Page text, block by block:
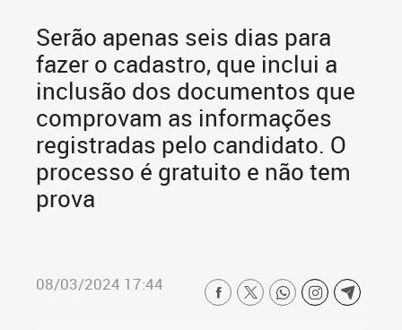
Serão apenas seis dias para
fazer o cadastro, que inclui a
inclusão dos documentos que
comprovam as informações
registradas pelo candidato. O
processo é gratuito e não tem
prova
08/03/2024 17:44